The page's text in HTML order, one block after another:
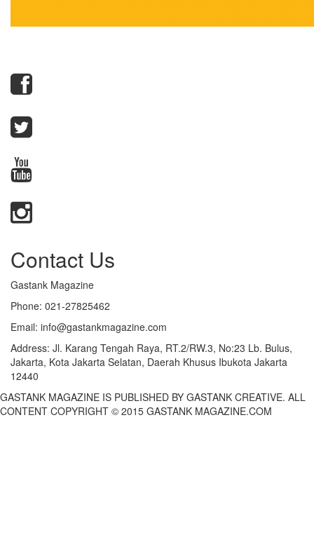
Contact Us
Gastank Magazine
Phone: 021-27825462
Email: info@gastankmagazine.com
Address: Jl. Karang Tengah Raya, RT.2/RW.3, No:23 Lb. Bulus,
Jakarta, Kota Jakarta Selatan, Daerah Khusus Ibukota Jakarta
12440
GASTANK MAGAZINE IS PUBLISHED BY GASTANK CREATIVE. ALL
CONTENT COPYRIGHT © 2015 GASTANK MAGAZINE.COM